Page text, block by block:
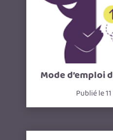
Mode d’emploi
Publié le